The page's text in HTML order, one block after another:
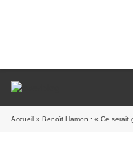
Accueil » Benoît Hamon : « Ce serait